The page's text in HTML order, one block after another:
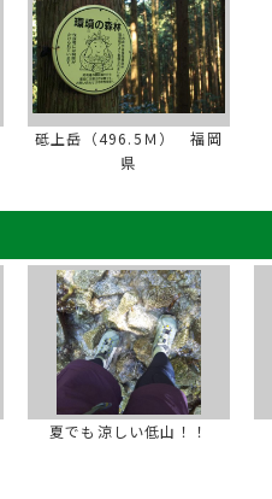
砥上岳（496.5Ｍ） 福岡
県
夏でも涼しい低山！！